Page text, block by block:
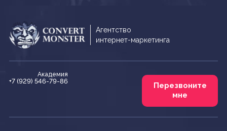
Агентство
интернет-маркетинга
Академия
+7 (929) 546-79-86
Перезвоните
мне